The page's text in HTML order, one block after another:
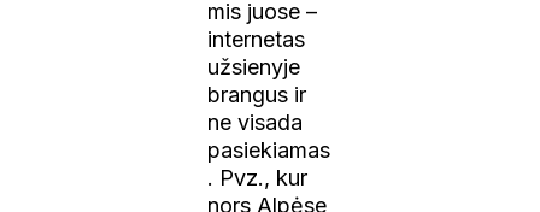
mis juose –
internetas
užsienyje
brangus ir
ne visada
pasiekiamas
. Pvz., kur
nors Alpėse